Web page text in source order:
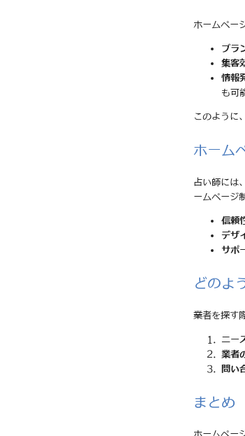
ホームペー
ブラ
集客
情報
も可
このように
ホーム
占い師には
ームページ
信頼
デザ
サポ
どのよ
業者を探す
ニー
業者
問い
まとめ